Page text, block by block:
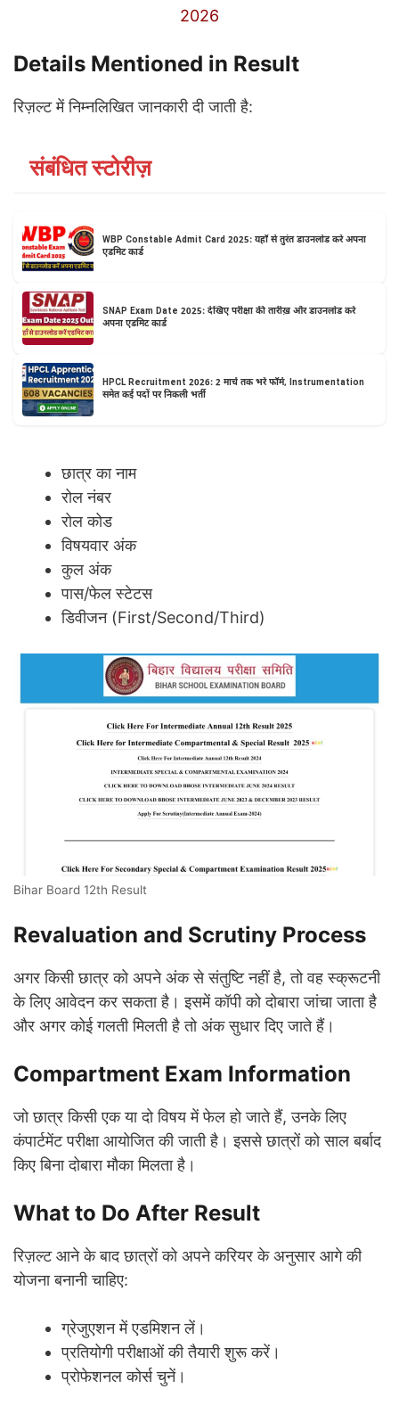
2026
Details Mentioned in Result
रिज़ल्ट में निम्नलिखित जानकारी दी जाती है:
संबंधित स्टोरीज़
WBP Constable Admit Card 2025: यहाँ से तुरंत डाउनलोड करें अपना
एडमिट कार्ड
SNAP Exam Date 2025: देखिए परीक्षा की तारीख़ और डाउनलोड करें
अपना एडमिट कार्ड
HPCL Recruitment 2026: 2 मार्च तक भरें फॉर्म, Instrumentation
समेत कई पदों पर निकली भर्ती
छात्र का नाम
रोल नंबर
रोल कोड
विषयवार अंक
कुल अंक
पास/फेल स्टेटस
डिवीजन (First/Second/Third)
Bihar Board 12th Result
Revaluation and Scrutiny Process
अगर किसी छात्र को अपने अंक से संतुष्टि नहीं है, तो वह स्क्रूटनी
के लिए आवेदन कर सकता है। इसमें कॉपी को दोबारा जांचा जाता है
और अगर कोई गलती मिलती है तो अंक सुधार दिए जाते हैं।
Compartment Exam Information
जो छात्र किसी एक या दो विषय में फेल हो जाते हैं, उनके लिए
कंपार्टमेंट परीक्षा आयोजित की जाती है। इससे छात्रों को साल बर्बाद
किए बिना दोबारा मौका मिलता है।
What to Do After Result
रिज़ल्ट आने के बाद छात्रों को अपने करियर के अनुसार आगे की
योजना बनानी चाहिए:
ग्रेजुएशन में एडमिशन लें।
प्रतियोगी परीक्षाओं की तैयारी शुरू करें।
प्रोफेशनल कोर्स चुनें।